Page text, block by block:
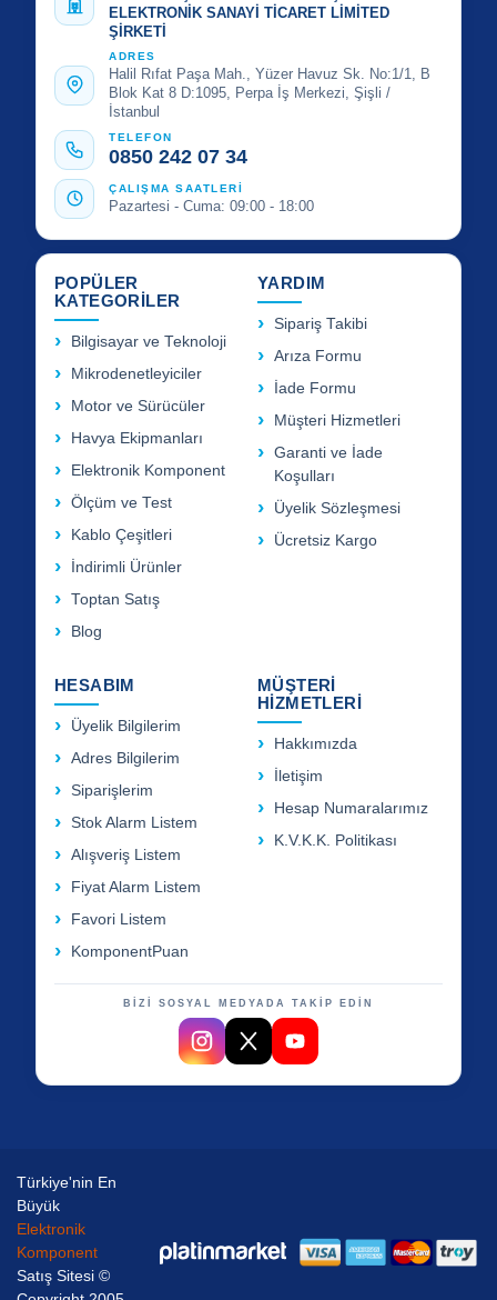
ELEKTRONİK SANAYİ TİCARET LİMİTED
ŞİRKETİ
ADRES
Halil Rıfat Paşa Mah., Yüzer Havuz Sk. No:1/1, B
Blok Kat 8 D:1095, Perpa İş Merkezi, Şişli /
İstanbul
TELEFON
0850 242 07 34
ÇALIŞMA SAATLERİ
Pazartesi - Cuma: 09:00 - 18:00
POPÜLER
KATEGORİLER
Bilgisayar ve Teknoloji
Mikrodenetleyiciler
Motor ve Sürücüler
Havya Ekipmanları
Elektronik Komponent
Ölçüm ve Test
Kablo Çeşitleri
İndirimli Ürünler
Toptan Satış
Blog
YARDIM
Sipariş Takibi
Arıza Formu
İade Formu
Müşteri Hizmetleri
Garanti ve İade
Koşulları
Üyelik Sözleşmesi
Ücretsiz Kargo
HESABIM
Üyelik Bilgilerim
Adres Bilgilerim
Siparişlerim
Stok Alarm Listem
Alışveriş Listem
Fiyat Alarm Listem
Favori Listem
KomponentPuan
MÜŞTERİ
HİZMETLERİ
Hakkımızda
İletişim
Hesap Numaralarımız
K.V.K.K. Politikası
BİZİ SOSYAL MEDYADA TAKİP EDİN
Türkiye'nin En
Büyük
Elektronik
Komponent
Satış Sitesi ©